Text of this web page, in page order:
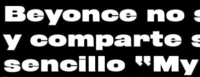
Que Descubrir Mejores de la Semana Talento Mexa Semanal
Beyonce no
y comparte
sencillo